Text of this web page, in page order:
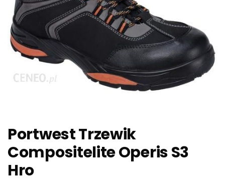
Portwest Trzewik
Compositelite Operis S3
Hro